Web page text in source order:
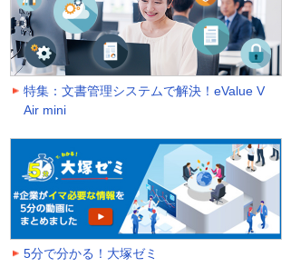
特集：文書管理システムで解決！eValue V
Air mini
5分で分かる！大塚ゼミ